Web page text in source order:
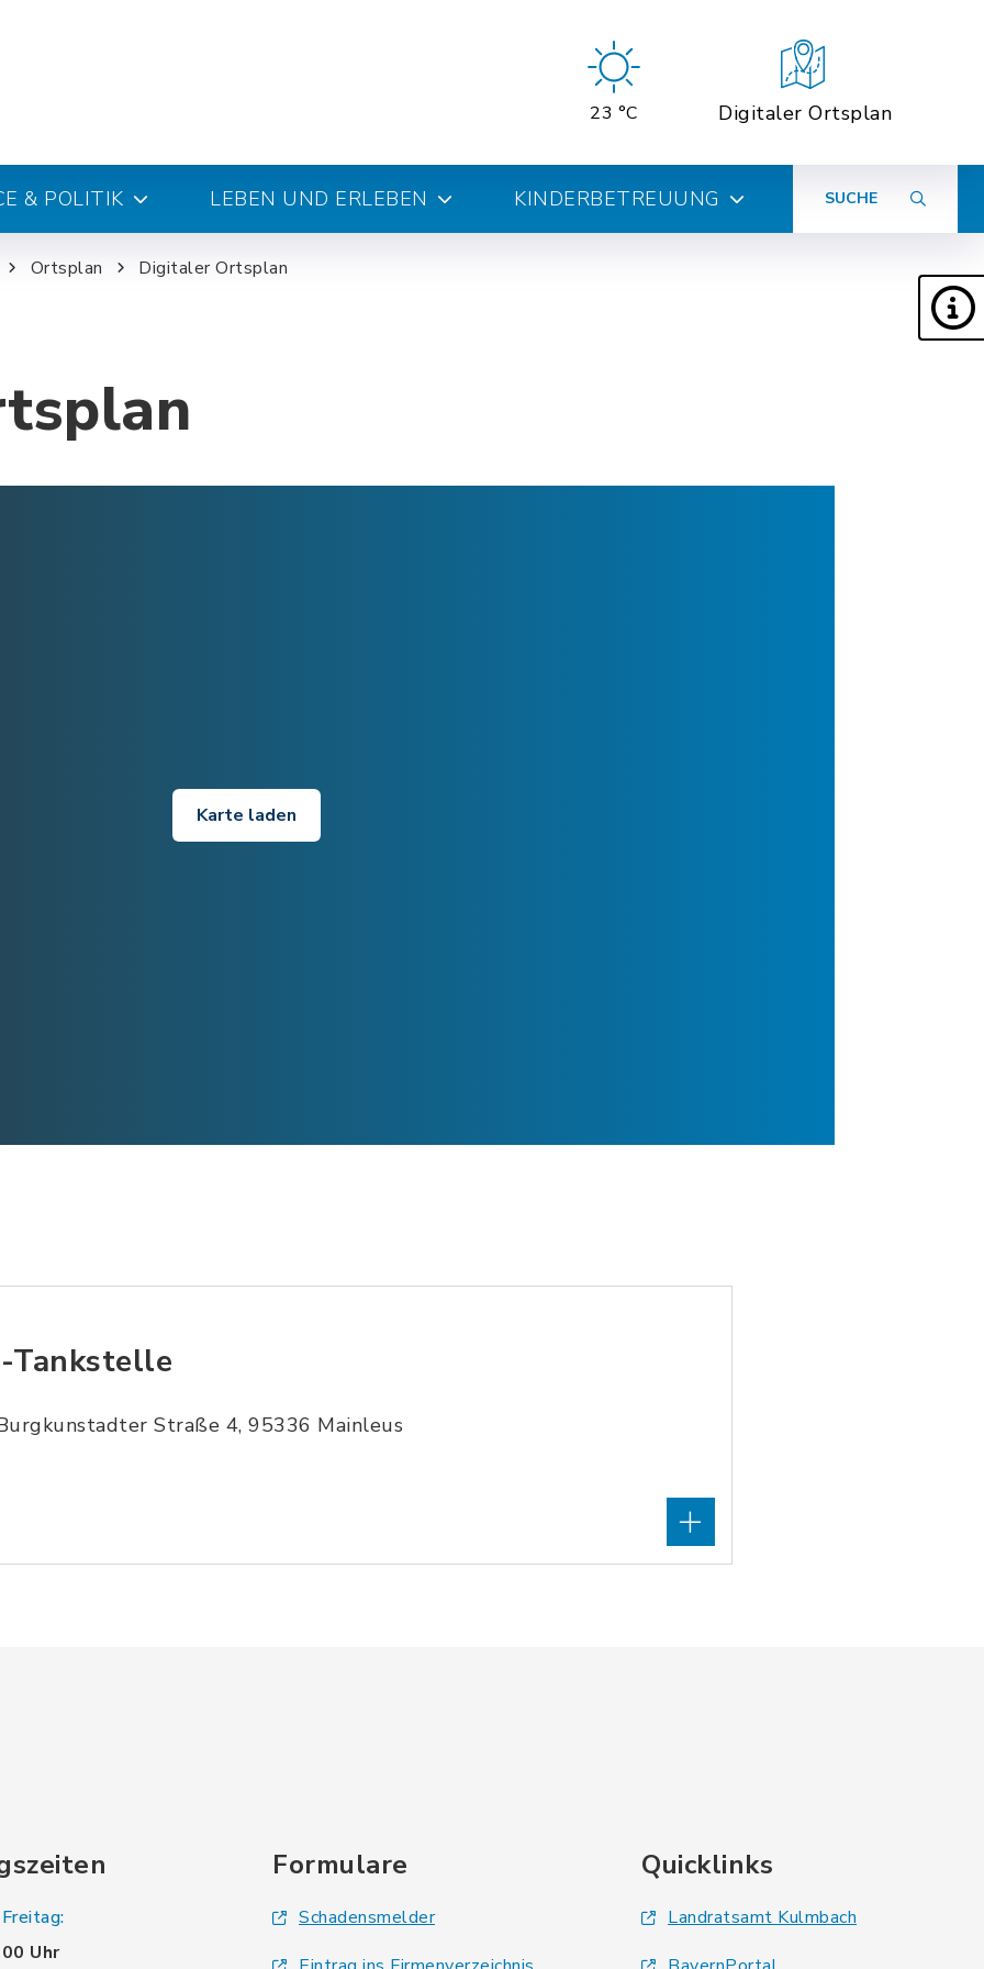
23 °C Digitaler Ortsplan
& POLITIK LEBEN UND ERLEBEN KINDERBETREUUNG SUCHE
Ortsplan Digitaler Ortsplan
Karte laden
Tankstelle
Straße 4, 95336 Mainleus
Uhr
Formulare
Schadensmelder
Quicklinks
Landratsamt Kulmbach